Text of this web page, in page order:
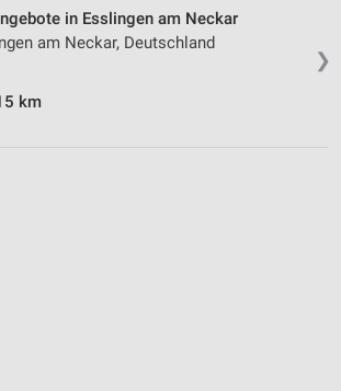
❯
in Esslingen am Neckar
am Neckar, Deutschland
km